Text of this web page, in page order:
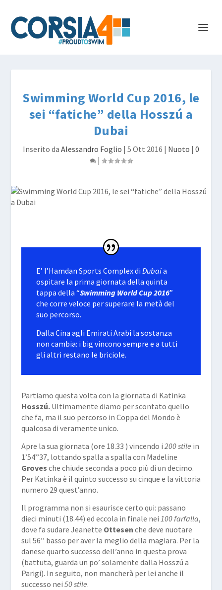
Swimming World Cup 2016, le
sei “fatiche” della Hosszú a
Dubai
Inserito da Alessandro Foglio | 5 Ott 2016 | Nuoto | 0
|
E’ l’Hamdan Sports Complex di Dubaia
ospitare la prima giornata della quinta
tappa della “Swimming World Cup 2016”
che corre veloce per superare la metà del
suo percorso.
Dalla Cina agli Emirati Arabi la sostanza
non cambia: i big vincono sempre e a tutti
gli altri restano le briciole.
Partiamo questa volta con la giornata di Katinka
Hosszú.Ultimamente diamo per scontato quello
che fa, ma il suo percorso in Coppa del Mondo è
qualcosa di veramente unico.
Apre la sua giornata (ore 18.33 ) vincendo i 200 stile in
1’54’’37, lottando spalla a spalla con Madeline
Groves che chiude seconda a poco più di un decimo.
Per Katinka è il quinto successo su cinque e la vittoria
numero 29 quest’anno.
Il programma non si esaurisce certo qui: passano
dieci minuti (18.44) ed eccola in finale nei 100 farfalla,
dove fa sudare Jeanette Ottesen che deve nuotare
sul 56’’ basso per aver la meglio della magiara. Per la
danese quarto successo dell’anno in questa prova
(battuta, guarda un po’ solamente dalla Hosszú a
Parigi). In seguito, non mancherà per lei anche il
successo nei 50 stile.